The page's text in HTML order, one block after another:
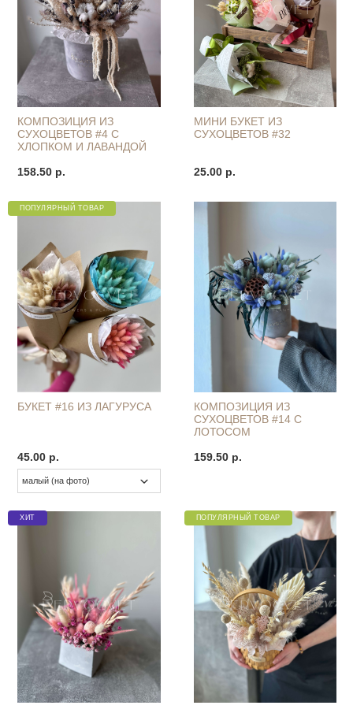
КОМПОЗИЦИЯ ИЗ
СУХОЦВЕТОВ #4 С
ХЛОПКОМ И ЛАВАНДОЙ
158.50 р.
МИНИ БУКЕТ ИЗ
СУХОЦВЕТОВ #32
25.00 р.
ПОПУЛЯРНЫЙ ТОВАР
БУКЕТ #16 ИЗ ЛАГУРУСА
45.00 р.
КОМПОЗИЦИЯ ИЗ
СУХОЦВЕТОВ #14 С
ЛОТОСОМ
159.50 р.
ХИТ ПОПУЛЯРНЫЙ ТОВАР